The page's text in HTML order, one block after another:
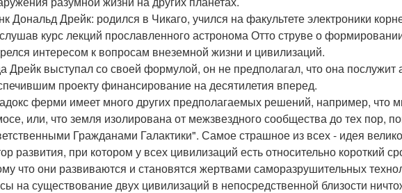
Дональд Дрейк: родился в Чикаго, учился на факультете электроники
курс лекций прославленного астронома Отто струве о
интересом к вопросам внеземной жизни и цивилизаций.
Дрейк выступал со своей формулой, он не предполагал, что она послужит
проекту финансирование на десятилетия вперед.
ферми имеет много других предполагаемых решений, например, что
или, что земля изолирована от межзвездного сообщества до тех пор,
Гражданами Галактики". Самое страшное из всех - идея
развития, при котором у всех цивилизаций есть относительно короткий
что они развиваются и становятся жертвами саморазрушительных
на существование двух цивилизаций в непосредственной близости